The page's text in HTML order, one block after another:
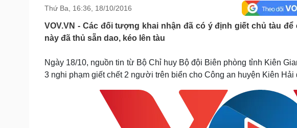
Pháp luật
Vụ án
Tư vấn luật
Quân sự - Quốc phòng
Vũ khí
Phân tích
Thể thao
Thế giới thể
eSports
Hậu trường
Dinh dưỡng - món ngon
Đời sống
Nhà đẹp
Sân khấu -
Văn học
Thứ Ba, 16:36, 18/10/2016
VOV.VN - Các đối tượng khai nhận đã có ý định giết chủ tàu
này đã thủ sẵn dao, kéo lên tàu
Ngày 18/10, nguồn tin từ Bộ Chỉ huy Bộ đội Biên phòng tỉnh Kiên
3 nghi phạm giết chết 2 người trên biển cho Công an huyện Kiên Hải